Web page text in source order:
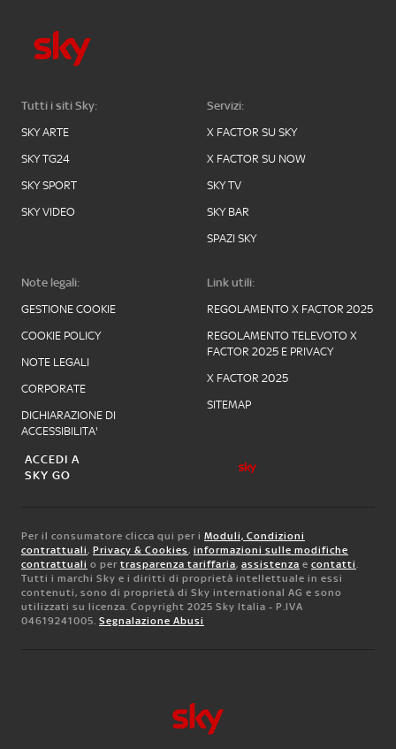
Tutti i siti Sky:
SKY ARTE
SKY TG24
SKY SPORT
SKY VIDEO
Servizi:
X FACTOR SU SKY
X FACTOR SU NOW
SKY TV
SKY BAR
SPAZI SKY
Note legali:
GESTIONE COOKIE
COOKIE POLICY
NOTE LEGALI
CORPORATE
DICHIARAZIONE DI
ACCESSIBILITA'
Link utili:
REGOLAMENTO X FACTOR 2025
REGOLAMENTO TELEVOTO X
FACTOR 2025 E PRIVACY
X FACTOR 2025
SITEMAP
ACCEDI A
SKY GO
Per il consumatore clicca qui per i Moduli, Condizioni
contrattuali, Privacy & Cookies, informazioni sulle modifiche
contrattuali o per trasparenza tariffaria, assistenza e contatti.
Tutti i marchi Sky e i diritti di proprietà intellettuale in essi
contenuti, sono di proprietà di Sky international AG e sono
utilizzati su licenza. Copyright 2025 Sky Italia - P.IVA
04619241005. Segnalazione Abusi